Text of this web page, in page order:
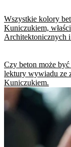
Wszystkie kolory
Kuniczukiem,
Architektonicznych
Czy beton może
lektury wywiadu ze
Kuniczukiem.